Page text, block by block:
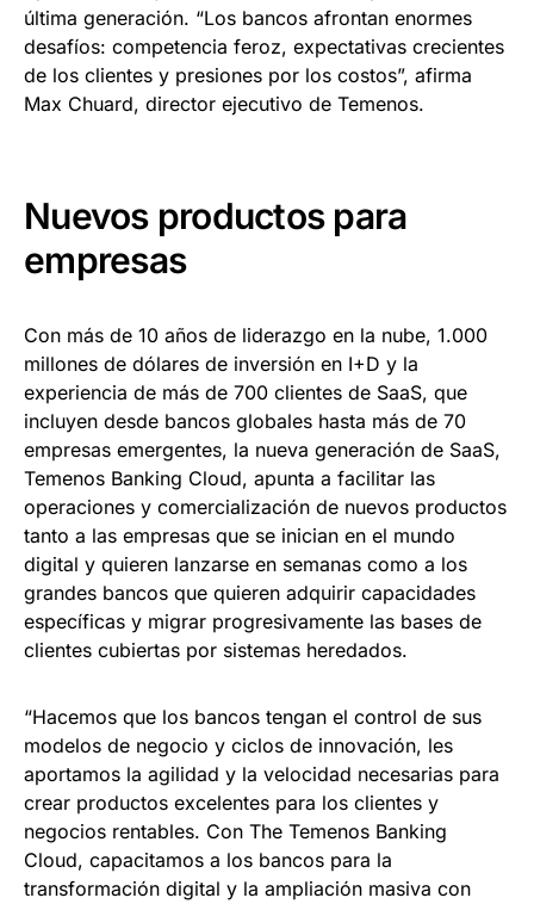
última generación. “Los bancos afrontan enormes
desafíos: competencia feroz, expectativas crecientes
de los clientes y presiones por los costos”, afirma
Max Chuard, director ejecutivo de Temenos.
Nuevos productos para
empresas
Con más de 10 años de liderazgo en la nube, 1.000
millones de dólares de inversión en I+D y la
experiencia de más de 700 clientes de SaaS, que
incluyen desde bancos globales hasta más de 70
empresas emergentes, la nueva generación de SaaS,
Temenos Banking Cloud, apunta a facilitar las
operaciones y comercialización de nuevos productos
tanto a las empresas que se inician en el mundo
digital y quieren lanzarse en semanas como a los
grandes bancos que quieren adquirir capacidades
específicas y migrar progresivamente las bases de
clientes cubiertas por sistemas heredados.
“Hacemos que los bancos tengan el control de sus
modelos de negocio y ciclos de innovación, les
aportamos la agilidad y la velocidad necesarias para
crear productos excelentes para los clientes y
negocios rentables. Con The Temenos Banking
Cloud, capacitamos a los bancos para la
transformación digital y la ampliación masiva con